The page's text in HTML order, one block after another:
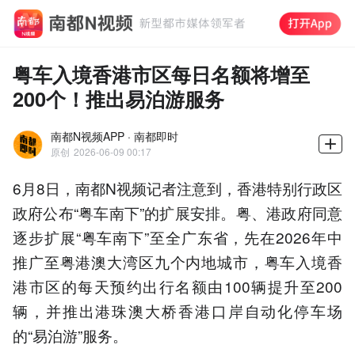
粤车入境香港市区每日名额将增至
200个！推出易泊游服务
南都N视频APP · 南都即时
原创 2026-06-09 00:17
6月8日，南都N视频记者注意到，香港特别行政区
政府公布“粤车南下”的扩展安排。粤、港政府同意
逐步扩展“粤车南下”至全广东省，先在2026年中
推广至粤港澳大湾区九个内地城市，粤车入境香
港市区的每天预约出行名额由100辆提升至200
辆，并推出港珠澳大桥香港口岸自动化停车场
的“易泊游”服务。